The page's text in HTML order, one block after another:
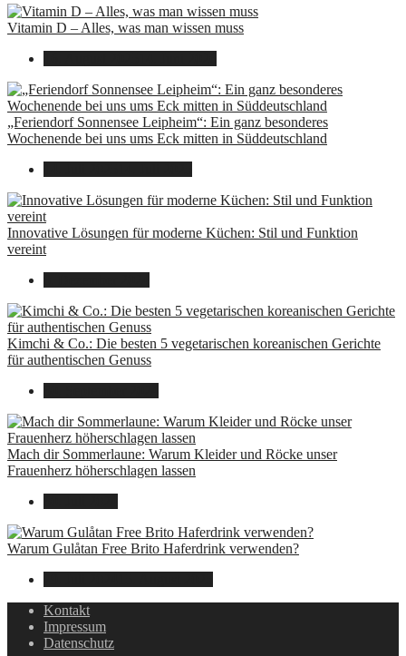
Vitamin D – Alles, was man wissen muss
„Feriendorf Sonnensee Leipheim“: Ein ganz besonderes
Wochenende bei uns ums Eck mitten in Süddeutschland
Innovative Lösungen für moderne Küchen: Stil und Funktion
vereint
Kimchi & Co.: Die besten 5 vegetarischen koreanischen Gerichte
für authentischen Genuss
Mach dir Sommerlaune: Warum Kleider und Röcke unser
Frauenherz höherschlagen lassen
Warum Gulåtan Free Brito Haferdrink verwenden?
Kontakt
Impressum
Datenschutz